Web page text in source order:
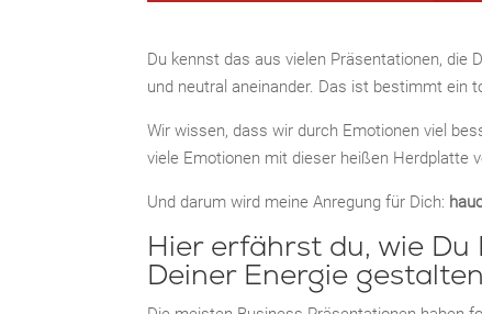
Du kennst das aus vielen Präsentationen, die
und neutral aneinander. Das ist bestimmt ein
Wir wissen, dass wir durch Emotionen viel
viele Emotionen mit dieser heißen Herdplatte
Und darum wird meine Anregung für Dich:
Hier erfährst du, wie
Deiner Energie